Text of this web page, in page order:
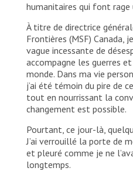
humanitaires qui font rage
À titre de directrice
Frontières (MSF) Canada,
vague incessante de
accompagne les guerres
monde. Dans ma vie
j’ai été témoin du pire de
tout en nourrissant la
changement est possible.
Pourtant, ce jour-là,
J’ai verrouillé la porte de
et pleuré comme je ne
longtemps.